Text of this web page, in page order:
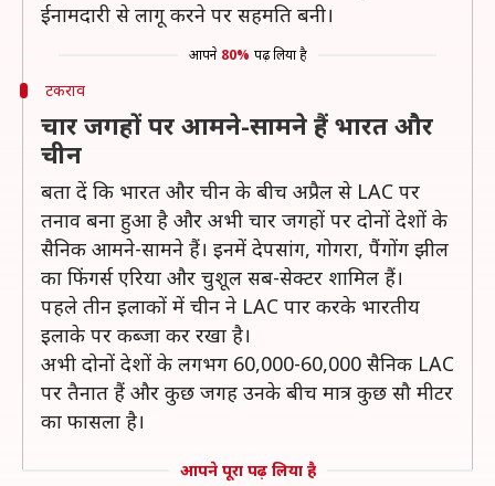
ईनामदारी से लागू करने पर सहमति बनी।
आपने 80% पढ़ लिया है
टकराव
चार जगहों पर आमने-सामने हैं भारत और
चीन
बता दें कि भारत और चीन के बीच अप्रैल से LAC पर
तनाव बना हुआ है और अभी चार जगहों पर दोनों देशों के
सैनिक आमने-सामने हैं। इनमें देपसांग, गोगरा, पैंगोंग झील
का फिंगर्स एरिया और चुशूल सब-सेक्टर शामिल हैं।
पहले तीन इलाकों में चीन ने LAC पार करके भारतीय
इलाके पर कब्जा कर रखा है।
अभी दोनों देशों के लगभग 60,000-60,000 सैनिक LAC
पर तैनात हैं और कुछ जगह उनके बीच मात्र कुछ सौ मीटर
का फासला है।
आपने पूरा पढ़ लिया है